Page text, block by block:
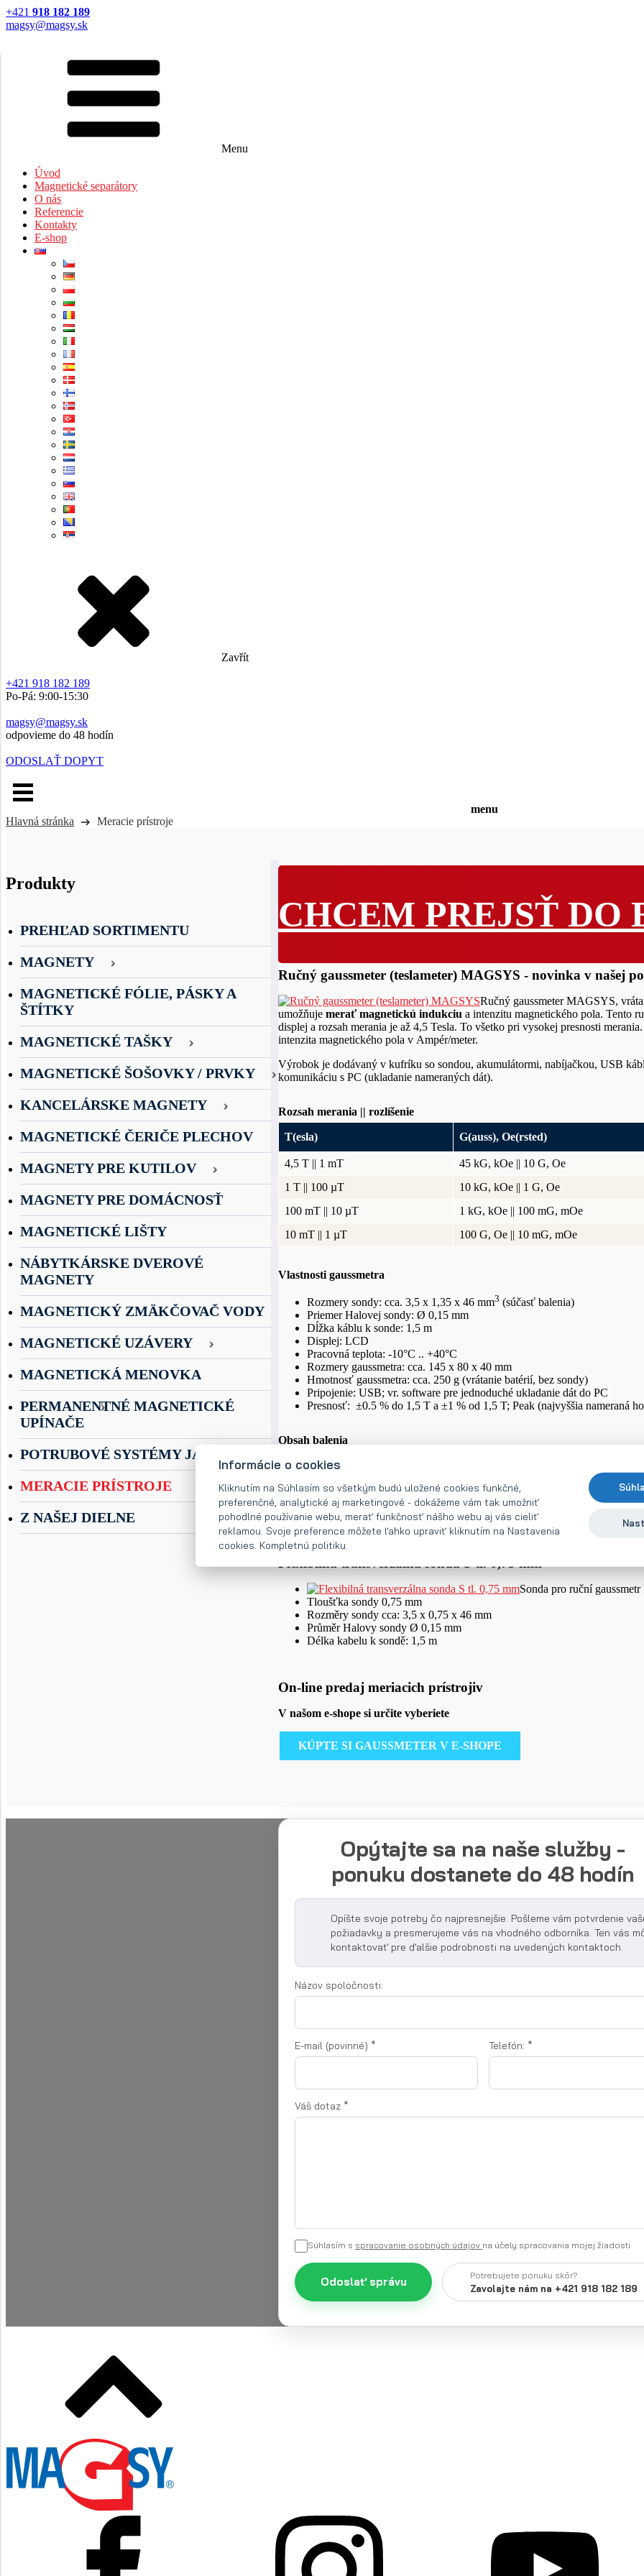
+421 918 182 189
magsy@magsy.sk
Menu
Úvod
Magnetické separátory
O nás
Referencie
Kontakty
E-shop
Zavřít
+421 918 182 189
Po-Pá: 9:00-15:30
magsy@magsy.sk
odpovieme do 48 hodín
ODOSLAŤ DOPYT
menu
Informácie o cookies
Kliknutím na Súhlasím so všetkým budú uložené cookies funkčné,
preferenčné, analytické aj marketingové - dokážeme vám tak umožniť
pohodlné používanie webu, merať funkčnosť nášho webu aj vás cieliť
reklamou. Svoje preference môžete ľahko upraviť kliknutím na Nastavenia
cookies. Kompletnú politiku.
Hlavná stránka Meracie prístroje
Produkty
PREHĽAD SORTIMENTU
MAGNETY
MAGNETICKÉ FÓLIE, PÁSKY A
ŠTÍTKY
MAGNETICKÉ TAŠKY
MAGNETICKÉ ŠOŠOVKY / PRVKY
KANCELÁRSKE MAGNETY
MAGNETICKÉ ČERIČE PLECHOV
MAGNETY PRE KUTILOV
MAGNETY PRE DOMÁCNOSŤ
MAGNETICKÉ LIŠTY
NÁBYTKÁRSKE DVEROVÉ
MAGNETY
MAGNETICKÝ ZMÄKČOVAČ VODY
MAGNETICKÉ UZÁVERY
MAGNETICKÁ MENOVKA
PERMANENTNÉ MAGNETICKÉ
UPÍNAČE
POTRUBOVÉ SYSTÉMY JACOB
MERACIE PRÍSTROJE
Z NAŠEJ DIELNE
CHCEM PREJSŤ DO
Ručný gaussmeter (teslameter) MAGSYS - novinka v našej
Ručný gaussmeter MAGSYS,
umožňujemerať magnetickú indukciu a intenzitu magnetického pola. Tento
displej a rozsah merania je až 4,5 Tesla. To všetko pri vysokej presnosti
intenzita magnetického pola v Ampér/meter.
Výrobok je dodávaný v kufríku so sondou, akumulátormi, nabíjačkou, USB
komunikáciu s PC (ukladanie nameraných dát).
Rozsah merania || rozlíšenie
T(esla) G(auss), Oe(rsted)
4,5 T || 1 mT
45 kG, kOe || 10 G, Oe
1 T || 100 µT
10 kG, kOe || 1 G, Oe
100 mT || 10 µT
1 kG, kOe || 100 mG, mOe
10 mT || 1 µT
100 G, Oe || 10 mG, mOe
Vlastnosti gaussmetra
Rozmery sondy: cca. 3,5 x 1,35 x 46 mm3 (súčasť balenia)
Priemer Halovej sondy: Ø 0,15 mm
Dĺžka káblu k sonde: 1,5 m
Displej: LCD
Pracovná teplota: -10°C .. +40°C
Rozmery gaussmetra: cca. 145 x 80 x 40 mm
Hmotnosť gaussmetra: cca. 250 g (vrátanie batérií, bez sondy)
Pripojenie: USB; vr. software pre jednoduché ukladanie dát do PC
Presnosť: ±0.5 % do 1,5 T a ±1 % od 1,5 T; Peak (najvyššia nameraná
Obsah balenia
Gaussmeter
Nabíjačka 100..240 V(AC); 50/60 Hz; 0,3 Amax
USB kábel (použiteľný aj pre nabíjanie)
Nabíjacia batéria (akumulátory) 2 x AA 1,2 V NiMH
Flexibilná transverzálna sonda S tl. 0,75 mm
Sonda pro ruční
Tloušťka sondy 0,75 mm
Rozměry sondy cca: 3,5 x 0,75 x 46 mm
Průměr Halovy sondy Ø 0,15 mm
Délka kabelu k sondě: 1,5 m
On-line predaj meriacich prístrojiv
V našom e-shope si určite vyberiete
KÚPTE SI GAUSSMETER V E-SHOPE
Opýtajte sa na naše služby -
ponuku dostanete do 48 hodín
Opíšte svoje potreby čo najpresnejšie. Pošleme vám potvrdenie
požiadavky a presmerujeme vás na vhodného odborníka. Ten vás
kontaktovať pre ďalšie podrobnosti na uvedených kontaktoch.
Názov spoločnosti:
E-mail (povinné) * Telefón: *
Váš dotaz *
Súhlasím s spracovanie osobných údajov na účely spracovania mojej žiadosti
Odoslať správu Potrebujete ponuku skôr?
Zavolajte nám na +421 918 182 189